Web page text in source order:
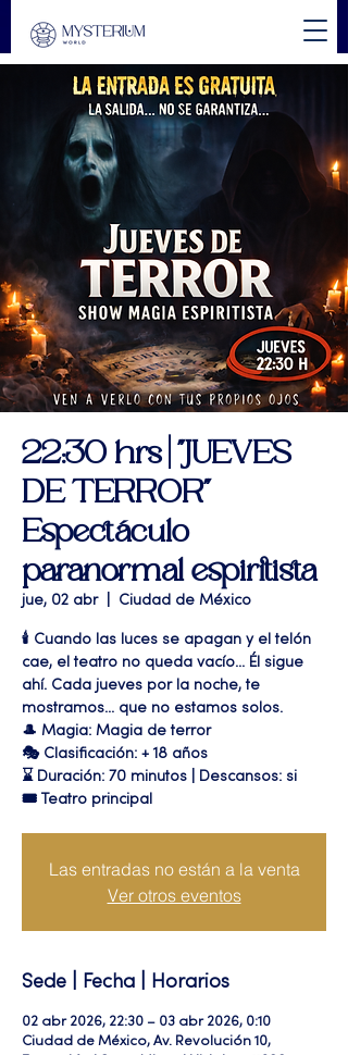
22:30 hrs | "JUEVES
DE TERROR"
Espectáculo
paranormal espiritista
jue, 02 abr
  |
Ciudad de México
🕯️ Cuando las luces se apagan y el telón
cae, el teatro no queda vacío... Él sigue
ahí. Cada jueves por la noche, te
mostramos... que no estamos solos.
🎩 Magia: Magia de terror
🎭 Clasificación: + 18 años
⌛ Duración: 70 minutos | Descansos: si
🎟 Teatro principal
Las entradas no están a la venta
Ver otros eventos
Sede | Fecha | Horarios
02 abr 2026, 22:30 – 03 abr 2026, 0:10
Ciudad de México, Av. Revolución 10,